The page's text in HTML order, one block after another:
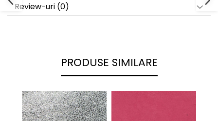
Review-uri (0)
PRODUSE SIMILARE